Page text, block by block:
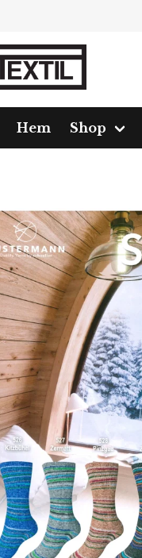
Hem Shop
Yarn Sockyarn Sockpaket